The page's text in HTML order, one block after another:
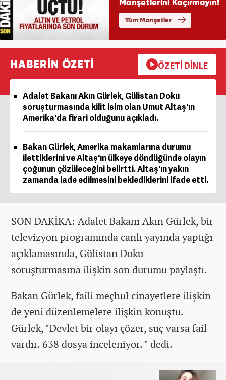
HABERİN ÖZETİ ÖZETİ DİNLE
Adalet Bakanı Akın Gürlek, Gülistan Doku
soruşturmasında kilit isim olan Umut Altaş'ın
Amerika'da firari olduğunu açıkladı.
Bakan Gürlek, Amerika makamlarına durumu
ilettiklerini ve Altaş'ın ülkeye döndüğünde olayın
çoğunun çözüleceğini belirtti. Altaş'ın yakın
zamanda iade edilmesini beklediklerini ifade etti.
SON DAKİKA: Adalet Bakanı Akın Gürlek, bir
televizyon programında canlı yayında yaptığı
açıklamasında, Gülistan Doku
soruşturmasına ilişkin son durumu paylaştı.
Bakan Gürlek, faili meçhul cinayetlere ilişkin
de yeni düzenlemelere ilişkin konuştu.
Gürlek, "Devlet bir olayı çözer, suç varsa fail
vardır. 638 dosya inceleniyor. " dedi.